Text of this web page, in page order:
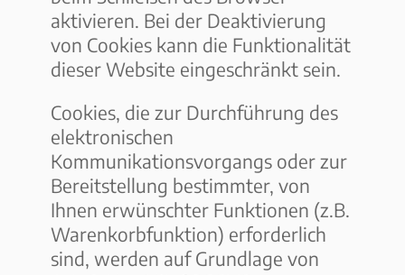
aktivieren. Bei der Deaktivierung
von Cookies kann die Funktionalität
dieser Website eingeschränkt sein.
Cookies, die zur Durchführung des
elektronischen
Kommunikationsvorgangs oder zur
Bereitstellung bestimmter, von
Ihnen erwünschter Funktionen (z.B.
Warenkorbfunktion) erforderlich
sind, werden auf Grundlage von